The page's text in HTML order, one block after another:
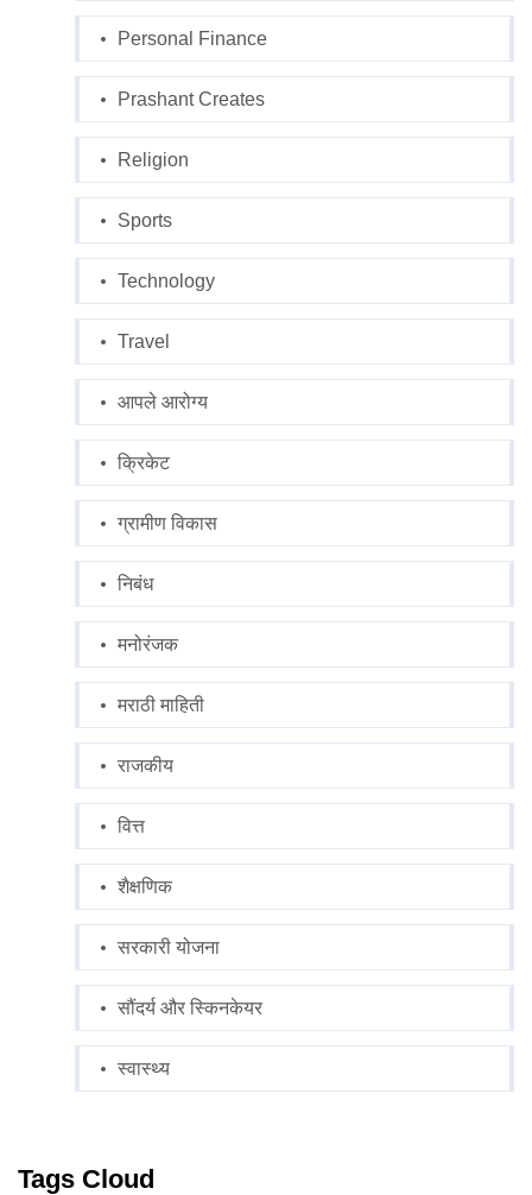
Personal Finance
Prashant Creates
Religion
Sports
Technology
Travel
आपले आरोग्य
क्रिकेट
ग्रामीण विकास
निबंध
मनोरंजक
मराठी माहिती
राजकीय
वित्त
शैक्षणिक
सरकारी योजना
सौंदर्य और स्किनकेयर
स्वास्थ्य
Tags Cloud